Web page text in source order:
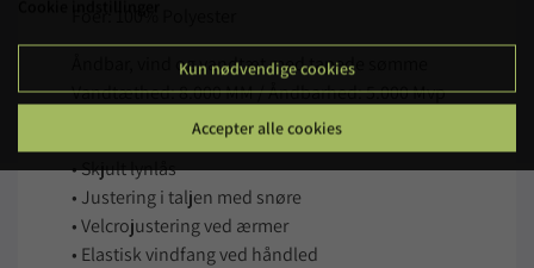
Åndbar, vind og vandtæt med tapede sømme
Vandtæthed: 8.000 MM / Åndbarhed: 5.000 Mvp
• Aftagelig hætte med snøre
• Skjult lynlås
• Justering i taljen med snøre
• Velcrojustering ved ærmer
• Elastisk vindfang ved håndled
Kun nødvendige cookies
Accepter alle cookies